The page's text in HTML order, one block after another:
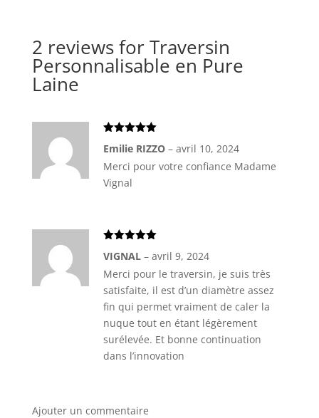
2 reviews forTraversin
Personnalisable en Pure
Laine
5
Emilie RIZZO – avril 10, 2024
Merci pour votre confiance Madame
Vignal
5
VIGNAL – avril 9, 2024
Merci pour le traversin, je suis très
satisfaite, il est d’un diamètre assez
fin qui permet vraiment de caler la
nuque tout en étant légèrement
surélevée. Et bonne continuation
dans l’innovation
Ajouter un commentaire